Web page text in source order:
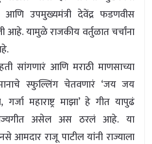
उपमुख्यमंत्री देवेंद्र फडणवीस
आहे. यामुळे राजकीय वर्तुळात चर्चांना
महती सांगणारं आणि मराठी माणसाच्या
स्फुल्लिंग चेतवणारं ‘जय जय
गर्जा महाराष्ट्र माझा’ हे गीत यापुढं
राज्यगीत असेल अस ठरलं आहे. या
आमदार राजू पाटील यांनी राज्याला